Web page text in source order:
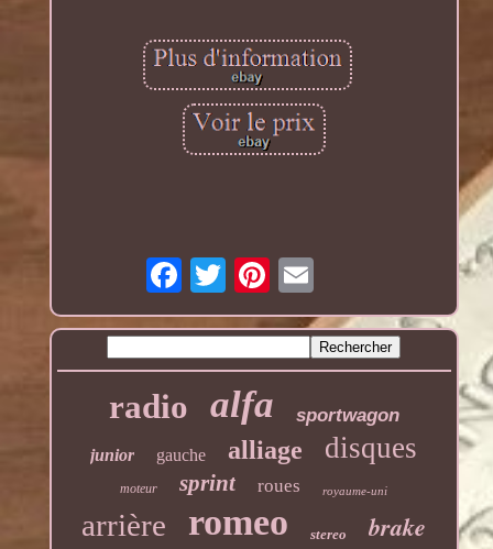
radio alfa sportwagon
junior gauche alliage disques
moteur sprint roues royaume-uni
arrière romeo stereo
brake